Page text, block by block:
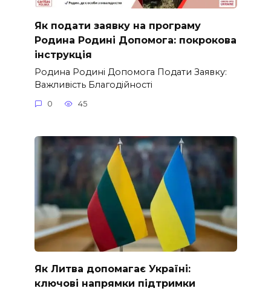
Як подати заявку на програму
Родина Родині Допомога: покрокова
інструкція
Родина Родині Допомога Подати Заявку:
Важливість Благодійності
0 45
Як Литва допомагає Україні:
ключові напрямки підтримки